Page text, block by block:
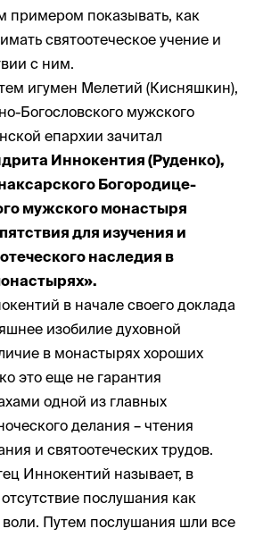
примером показывать, как
святоотеческое учение и
с ним.
игумен Мелетий (Кисняшкин),
Богословского мужского
епархии зачитал
Иннокентия (Руденко),
Богородице-
мужского монастыря
для изучения и
наследия в
в начале своего доклада
изобилие духовной
в монастырях хороших
это еще не гарантия
одной из главных
делания – чтения
и святоотеческих трудов.
Иннокентий называет, в
послушания как
воли. Путем послушания шли все